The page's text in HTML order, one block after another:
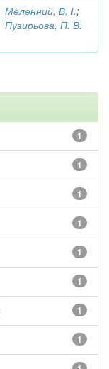
Меленний, В. І.;
Пузирьова, П. В.
1
1
1
1
1
1
1
1